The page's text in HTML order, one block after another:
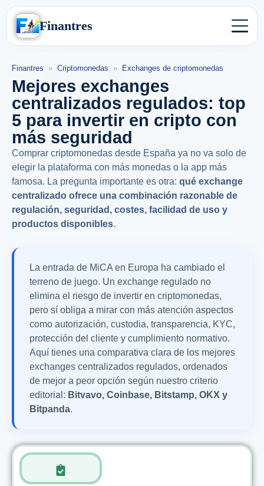
Finantres
Finantres » Criptomonedas » Exchanges de criptomonedas
Mejores exchanges
centralizados regulados: top
5 para invertir en cripto con
más seguridad
Comprar criptomonedas desde España ya no va solo de
elegir la plataforma con más monedas o la app más
famosa. La pregunta importante es otra: qué exchange
centralizado ofrece una combinación razonable de
regulación, seguridad, costes, facilidad de uso y
productos disponibles.
La entrada de MiCA en Europa ha cambiado el
terreno de juego. Un exchange regulado no
elimina el riesgo de invertir en criptomonedas,
pero sí obliga a mirar con más atención aspectos
como autorización, custodia, transparencia, KYC,
protección del cliente y cumplimiento normativo.
Aquí tienes una comparativa clara de los mejores
exchanges centralizados regulados, ordenados
de mejor a peor opción según nuestro criterio
editorial: Bitvavo, Coinbase, Bitstamp, OKX y
Bitpanda.